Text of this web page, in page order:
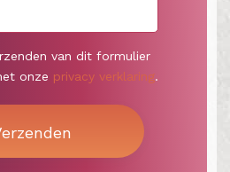
van dit formulier
onze privacy verklaring.